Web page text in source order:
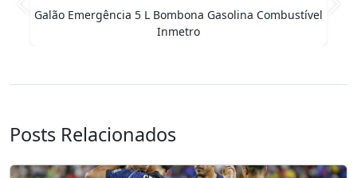
Anterior
Posts Relacionados